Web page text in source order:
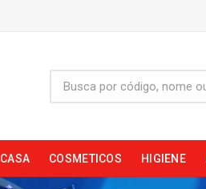
CASA COSMETICOS HIGIENE